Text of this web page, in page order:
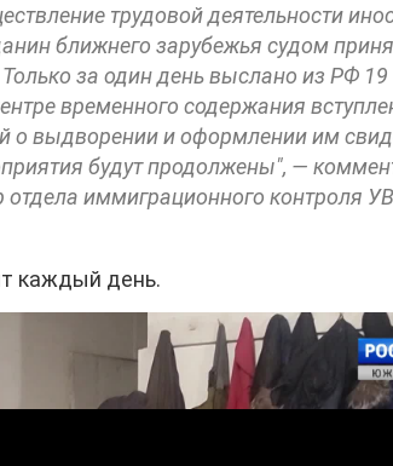
трудовой деятельности
ближнего зарубежья судом
за один день выслано из РФ 19
временного содержания
о выдворении и оформлении им
будут продолжены", —
отдела иммиграционного контроля
каждый день.